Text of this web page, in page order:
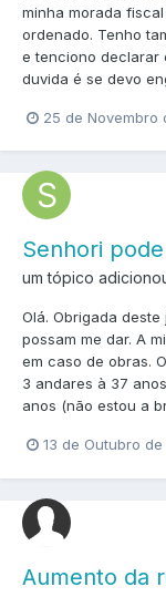
minha morada
ordenado. Tenho
e tenciono declarar
duvida é se devo
25 de Novembro
Senhori
um tópico
Olá. Obrigada
possam me dar. A
em caso de obras.
3 andares à 37
anos (não estou a
13 de Outubro de
Aumento da